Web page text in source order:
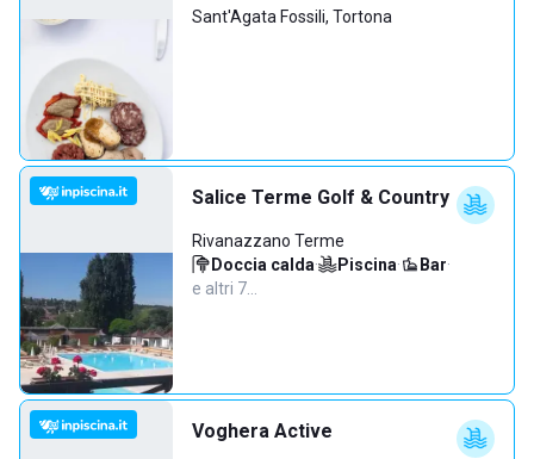
Sant'Agata Fossili, Tortona
Salice Terme Golf & Country
Rivanazzano Terme
Doccia calda· Piscina· Bar·
e altri 7…
Voghera Active